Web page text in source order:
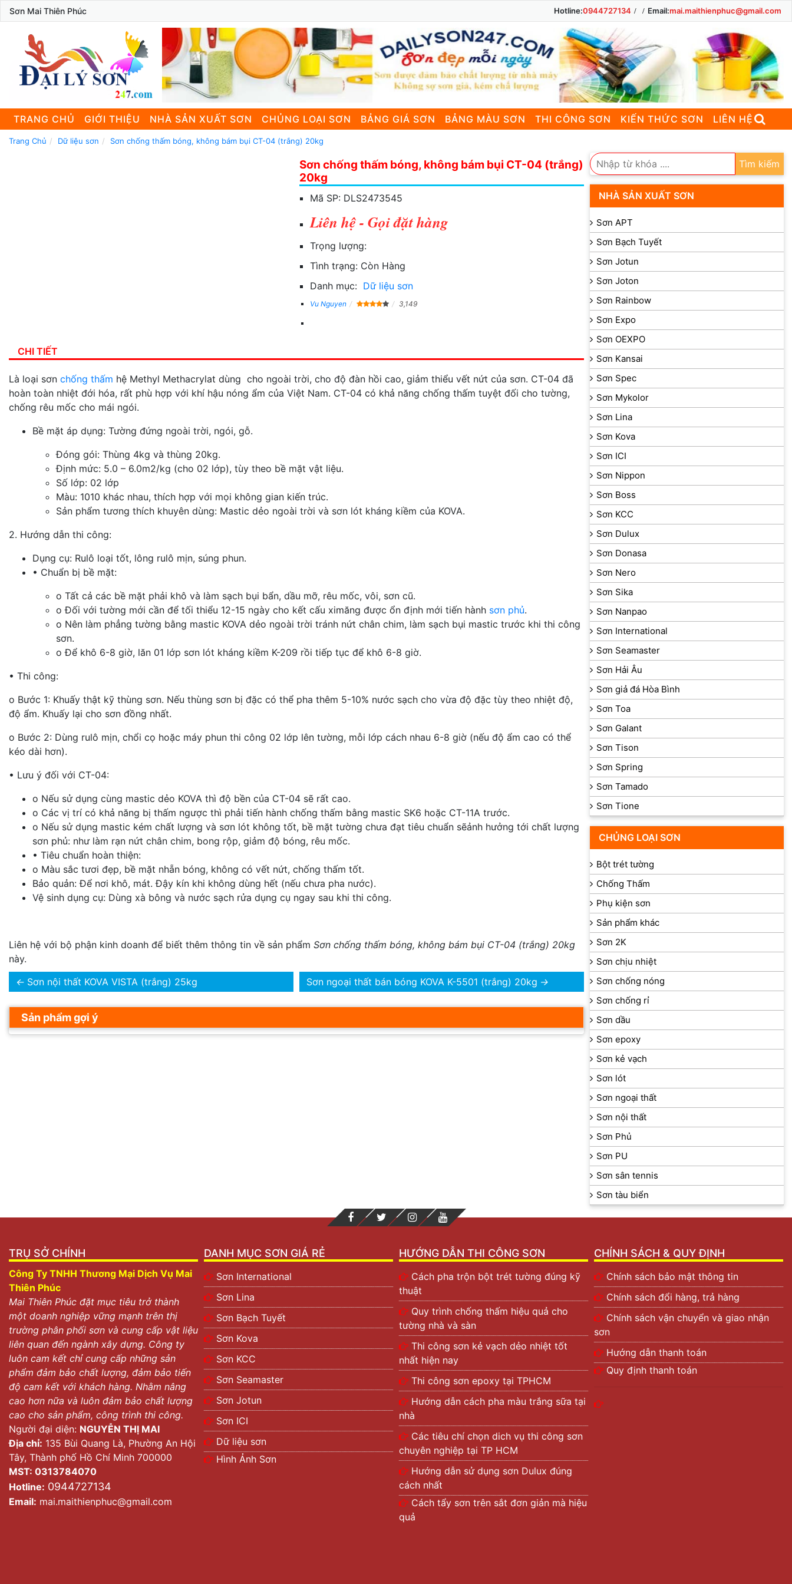
Sơn Mai Thiên Phúc Hotline:0944727134 Email:mai.maithienphuc@gmail.com
TRANG CHỦ GIỚI THIỆU NHÀ SẢN XUẤT SƠN CHỦNG LOẠI SƠN BẢNG GIÁ SƠN BẢNG MÀU SƠN THI CÔNG SƠN KIẾN THỨC SƠN LIÊN HỆ
Trang Chủ Dữ liệu sơn Sơn chống thấm bóng, không bám bụi CT-04 (trắng) 20kg
Sơn chống thấm bóng, không bám bụi CT-04 (trắng)
20kg
Mã SP: DLS2473545
Liên hệ - Gọi đặt hàng
Trọng lượng:
Tình trạng: Còn Hàng
Danh mục: Dữ liệu sơn
Vu Nguyen 3,149
CHI TIẾT
Là loại sơn chống thấm hệ Methyl Methacrylat dùng cho ngoài trời, cho độ đàn hồi cao, giảm thiểu vết nứt của sơn. CT-04 đã
hoàn toàn nhiệt đới hóa, rất phù hợp với khí hậu nóng ẩm của Việt Nam. CT-04 có khả năng chống thấm tuyệt đối cho tường,
chống rêu mốc cho mái ngói.
Bề mặt áp dụng: Tường đứng ngoài trời, ngói, gỗ.
Đóng gói: Thùng 4kg và thùng 20kg.
Định mức: 5.0 – 6.0m2/kg (cho 02 lớp), tùy theo bề mặt vật liệu.
Số lớp: 02 lớp
Màu: 1010 khác nhau, thích hợp với mọi không gian kiến trúc.
Sản phẩm tương thích khuyên dùng: Mastic dẻo ngoài trời và sơn lót kháng kiềm của KOVA.
2. Hướng dẫn thi công:
Dụng cụ: Rulô loại tốt, lông rulô mịn, súng phun.
• Chuẩn bị bề mặt:
o Tất cả các bề mặt phải khô và làm sạch bụi bẩn, dầu mỡ, rêu mốc, vôi, sơn cũ.
o Đối với tường mới cần để tối thiểu 12-15 ngày cho kết cấu ximăng được ổn định mới tiến hành sơn phủ.
o Nên làm phẳng tường bằng mastic KOVA dẻo ngoài trời tránh nứt chân chim, làm sạch bụi mastic trước khi thi công
sơn.
o Để khô 6-8 giờ, lăn 01 lớp sơn lót kháng kiềm K-209 rồi tiếp tục để khô 6-8 giờ.
• Thi công:
o Bước 1: Khuấy thật kỹ thùng sơn. Nếu thùng sơn bị đặc có thể pha thêm 5-10% nước sạch cho vừa độ đặc tùy theo nhiệt độ,
độ ẩm. Khuấy lại cho sơn đồng nhất.
o Bước 2: Dùng rulô mịn, chổi cọ hoặc máy phun thi công 02 lớp lên tường, mỗi lớp cách nhau 6-8 giờ (nếu độ ẩm cao có thể
kéo dài hơn).
• Lưu ý đối với CT-04:
o Nếu sử dụng cùng mastic dẻo KOVA thì độ bền của CT-04 sẽ rất cao.
o Các vị trí có khả năng bị thấm ngược thì phải tiến hành chống thấm bằng mastic SK­6 hoặc CT-11A trước.
o Nếu sử dụng mastic kém chất lượng và sơn lót không tốt, bề mặt tường chưa đạt tiêu chuẩn sẽảnh hưởng tới chất lượng
sơn phủ: như làm rạn nứt chân chim, bong rộp, giảm độ bóng, rêu mốc.
• Tiêu chuẩn hoàn thiện:
o Màu sắc tươi đẹp, bề mặt nhẵn bóng, không có vết nứt, chống thấm tốt.
Bảo quản: Để nơi khô, mát. Đậy kín khi không dùng hết (nếu chưa pha nước).
Vệ sinh dụng cụ: Dùng xà bông và nước sạch rửa dụng cụ ngay sau khi thi công.
Liên hệ với bộ phận kinh doanh để biết thêm thông tin về sản phẩm Sơn chống thấm bóng, không bám bụi CT-04 (trắng) 20kg
này.
← Sơn nội thất KOVA VISTA (trắng) 25kg Sơn ngoại thất bán bóng KOVA K-5501 (trắng) 20kg →
Sản phẩm gợi ý
Tìm kiếm
NHÀ SẢN XUẤT SƠN
Sơn APT
Sơn Bạch Tuyết
Sơn Jotun
Sơn Joton
Sơn Rainbow
Sơn Expo
Sơn OEXPO
Sơn Kansai
Sơn Spec
Sơn Mykolor
Sơn Lina
Sơn Kova
Sơn ICI
Sơn Nippon
Sơn Boss
Sơn KCC
Sơn Dulux
Sơn Donasa
Sơn Nero
Sơn Sika
Sơn Nanpao
Sơn International
Sơn Seamaster
Sơn Hải Âu
Sơn giả đá Hòa Bình
Sơn Toa
Sơn Galant
Sơn Tison
Sơn Spring
Sơn Tamado
Sơn Tione
CHỦNG LOẠI SƠN
Bột trét tường
Chống Thấm
Phụ kiện sơn
Sản phẩm khác
Sơn 2K
Sơn chịu nhiệt
Sơn chống nóng
Sơn chống rỉ
Sơn dầu
Sơn epoxy
Sơn kẻ vạch
Sơn lót
Sơn ngoại thất
Sơn nội thất
Sơn Phủ
Sơn PU
Sơn sân tennis
Sơn tàu biển
TRỤ SỞ CHÍNH
Công Ty TNHH Thương Mại Dịch Vụ Mai
Thiên Phúc
Mai Thiên Phúc đặt mục tiêu trở thành
một doanh nghiệp vững mạnh trên thị
trường phân phối sơn và cung cấp vật liệu
liên quan đến ngành xây dựng. Công ty
luôn cam kết chỉ cung cấp những sản
phẩm đảm bảo chất lượng, đảm bảo tiến
độ cam kết với khách hàng. Nhằm nâng
cao hơn nữa và luôn đảm bảo chất lượng
cao cho sản phẩm, công trình thi công.
Người đại diện: NGUYỄN THỊ MAI
Địa chỉ: 135 Bùi Quang Là, Phường An Hội
Tây, Thành phố Hồ Chí Minh 700000
MST: 0313784070
Hotline: 0944727134
Email: mai.maithienphuc@gmail.com
DANH MỤC SƠN GIÁ RẺ
Sơn International
Sơn Lina
Sơn Bạch Tuyết
Sơn Kova
Sơn KCC
Sơn Seamaster
Sơn Jotun
Sơn ICI
Dữ liệu sơn
Hình Ảnh Sơn
HƯỚNG DẪN THI CÔNG SƠN
Cách pha trộn bột trét tường đúng kỹ
thuật
Quy trình chống thấm hiệu quả cho
tường nhà và sàn
Thi công sơn kẻ vạch dẻo nhiệt tốt
nhất hiện nay
Thi công sơn epoxy tại TPHCM
Hướng dẫn cách pha màu trắng sữa tại
nhà
Các tiêu chí chọn dich vụ thi công sơn
chuyên nghiệp tại TP HCM
Hướng dẫn sử dụng sơn Dulux đúng
cách nhất
Cách tẩy sơn trên sắt đơn giản mà hiệu
quả
CHÍNH SÁCH & QUY ĐỊNH
Chính sách bảo mật thông tin
Chính sách đổi hàng, trả hàng
Chính sách vận chuyển và giao nhận
sơn
Hướng dẫn thanh toán
Quy định thanh toán